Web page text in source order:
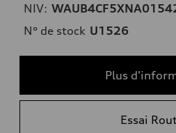
NIV:
N° de stock U1526
Plus
Essai